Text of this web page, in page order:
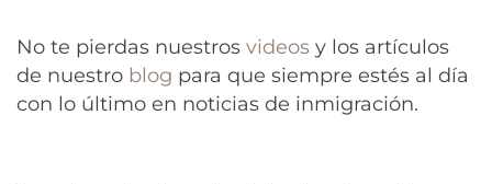
No te pierdas nuestros videos y los artículos
de nuestro blog para que siempre estés al día
con lo último en noticias de inmigración.